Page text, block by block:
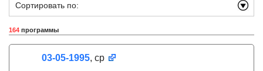
Сортировать по:
164 программы
03-05-1995, ср